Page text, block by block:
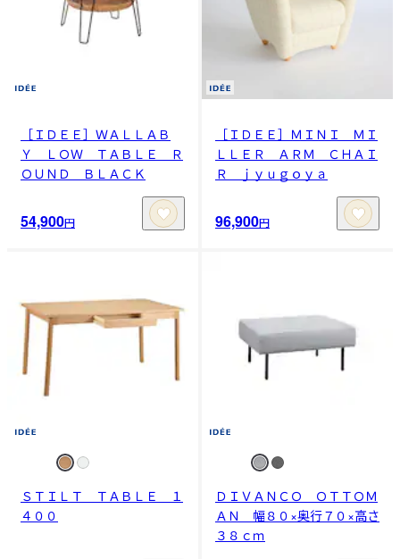
［ＩＤＥＥ］ＷＡＬＬＡＢ
Ｙ ＬＯＷ ＴＡＢＬＥ Ｒ
ＯＵＮＤ ＢＬＡＣＫ
54,900円
［ＩＤＥＥ］ＭＩＮＩ ＭＩ
ＬＬＥＲ ＡＲＭ ＣＨＡＩ
Ｒ ｊｙｕｇｏｙａ
96,900円
ＳＴＩＬＴ ＴＡＢＬＥ １
４００
ＤＩＶＡＮＣＯ ＯＴＴＯＭ
ＡＮ 幅８０×奥行７０×高さ
３８ｃｍ